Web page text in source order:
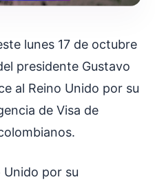
lunes 17 de octubre
presidente Gustavo
al Reino Unido por su
de Visa de
Unido por su